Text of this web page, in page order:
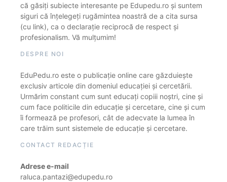
că găsiți subiecte interesante pe Edupedu.ro și suntem
siguri că înțelegeți rugămintea noastră de a cita sursa
(cu link), ca o declarație reciprocă de respect și
profesionalism. Vă mulțumim!
DESPRE NOI
EduPedu.ro este o publicație online care găzduiește
exclusiv articole din domeniul educației și cercetării.
Urmărim constant cum sunt educați copiii noștri, cine și
cum face politicile din educație și cercetare, cine și cum
îi formează pe profesori, cât de adecvate la lumea în
care trăim sunt sistemele de educație și cercetare.
CONTACT REDACȚIE
Adrese e-mail
raluca.pantazi@edupedu.ro